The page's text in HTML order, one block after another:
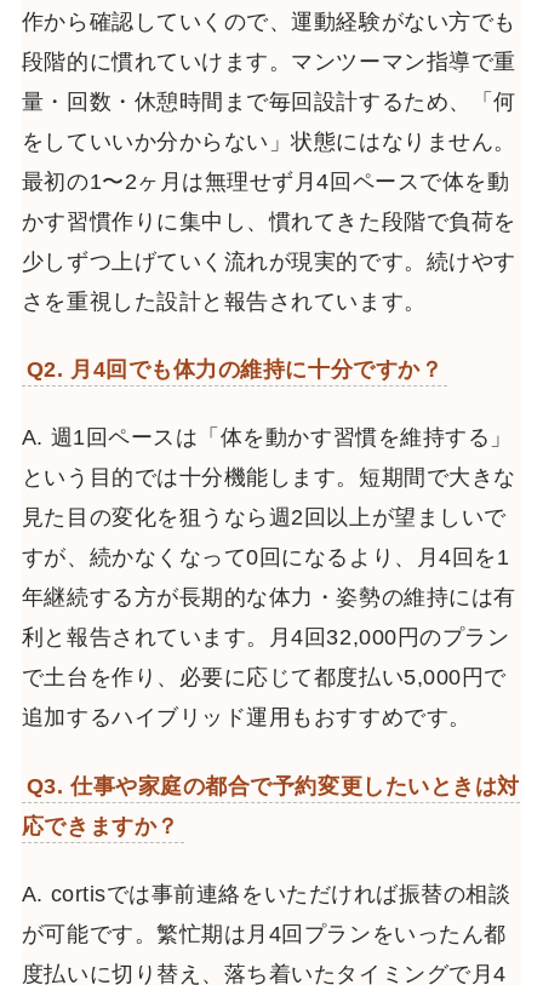
作から確認していくので、運動経験がない方でも
段階的に慣れていけます。マンツーマン指導で重
量・回数・休憩時間まで毎回設計するため、「何
をしていいか分からない」状態にはなりません。
最初の1〜2ヶ月は無理せず月4回ペースで体を動
かす習慣作りに集中し、慣れてきた段階で負荷を
少しずつ上げていく流れが現実的です。続けやす
さを重視した設計と報告されています。
Q2. 月4回でも体力の維持に十分ですか？
A. 週1回ペースは「体を動かす習慣を維持する」
という目的では十分機能します。短期間で大きな
見た目の変化を狙うなら週2回以上が望ましいで
すが、続かなくなって0回になるより、月4回を1
年継続する方が長期的な体力・姿勢の維持には有
利と報告されています。月4回32,000円のプラン
で土台を作り、必要に応じて都度払い5,000円で
追加するハイブリッド運用もおすすめです。
Q3. 仕事や家庭の都合で予約変更したいときは対
応できますか？
A. cortisでは事前連絡をいただければ振替の相談
が可能です。繁忙期は月4回プランをいったん都
度払いに切り替え、落ち着いたタイミングで月4